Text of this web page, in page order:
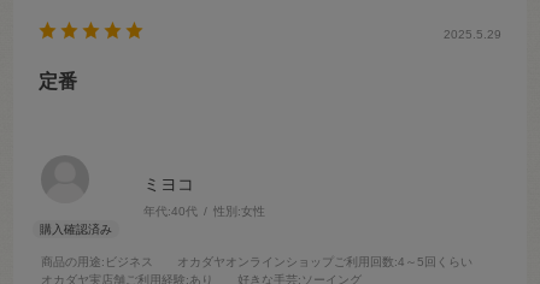
ミヨコ
年代:40代 性別:女性
商品の用途:ビジネス オカダヤオンラインショップご利用回数:4～5回くらい
オカダヤ実店舗ご利用経験:あり 好きな手芸:ソーイング
2025.5.29
定番